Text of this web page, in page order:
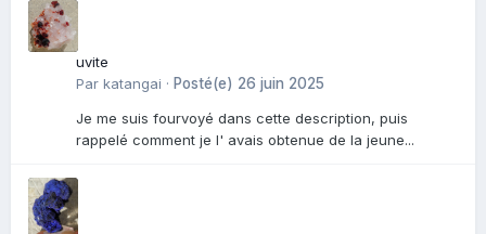
uvite
Par katangai · Posté(e) 26 juin 2025
Je me suis fourvoyé dans cette description, puis
rappelé comment je l' avais obtenue de la jeune...